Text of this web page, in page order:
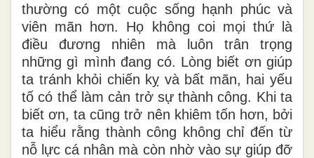
thường có một cuộc sống hạnh phúc và
viên mãn hơn. Họ không coi mọi thứ là
điều đương nhiên mà luôn trân trọng
những gì mình đang có. Lòng biết ơn giúp
ta tránh khỏi chiến kỵ và bất mãn, hai yếu
tố có thể làm cản trở sự thành công. Khi ta
biết ơn, ta cũng trở nên khiêm tốn hơn, bởi
ta hiểu rằng thành công không chỉ đến từ
nỗ lực cá nhân mà còn nhờ vào sự giúp đỡ